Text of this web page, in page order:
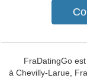
FraDatingGo
à Chevilly-Larue,